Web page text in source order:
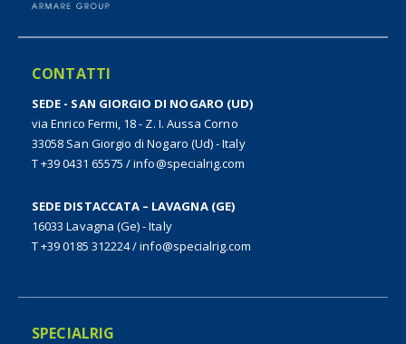
CONTATTI
SEDE - SAN GIORGIO DI NOGARO (UD)
via Enrico Fermi, 18 - Z. I. Aussa Corno
33058 San Giorgio di Nogaro (Ud) - Italy
T +39 0431 65575 /info@specialrig.com
SEDE DISTACCATA – LAVAGNA (GE)
16033 Lavagna (Ge) - Italy
T +39 0185 312224/info@specialrig.com
SPECIALRIG